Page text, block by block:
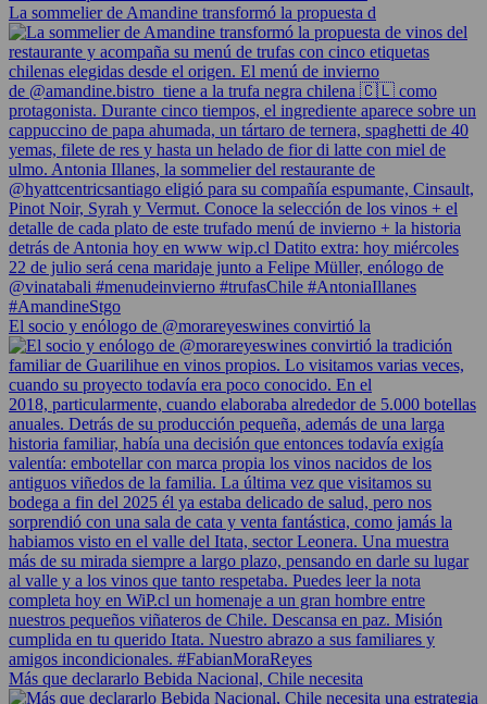
La sommelier de Amandine transformó la propuesta d
El socio y enólogo de @morareyeswines convirtió la
Más que declararlo Bebida Nacional, Chile necesita